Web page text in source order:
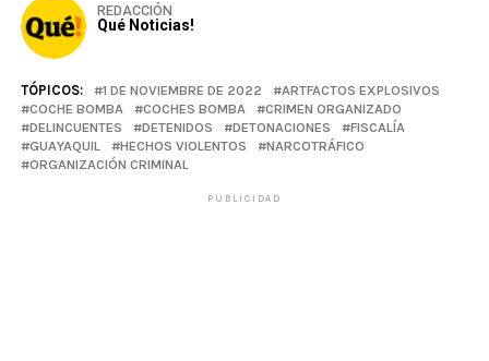
REDACCIÓN
Qué Noticias!
TÓPICOS: 1 DE NOVIEMBRE DE 2022
ARTFACTOS EXPLOSIVOS
COCHE BOMBA
COCHES BOMBA
CRIMEN ORGANIZADO
DELINCUENTES
DETENIDOS DETONACIONES
FISCALÍA
GUAYAQUIL
HECHOS VIOLENTOS
NARCOTRÁFICO
ORGANIZACIÓN CRIMINAL
PUBLICIDAD